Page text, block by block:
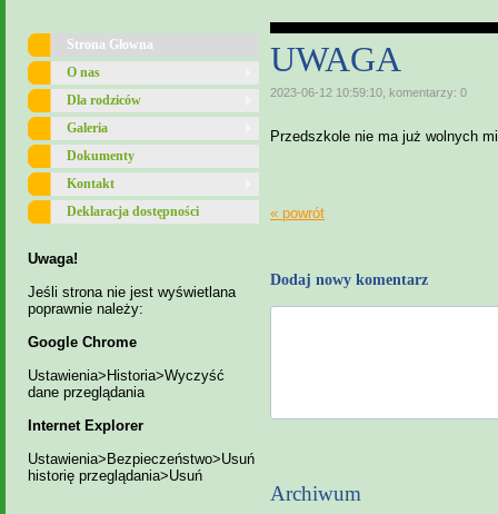
Strona Głowna
O nas
Dla rodziców
Galeria
Dokumenty
Kontakt
Deklaracja dostępności
Uwaga!
Jeśli strona nie jest wyświetlana
poprawnie należy:
Google Chrome
Ustawienia>Historia>Wyczyść
dane przeglądania
Internet Explorer
Ustawienia>Bezpieczeństwo>Usuń
historię przeglądania>Usuń
UWAGA
2023-06-12 10:59:10, komentarzy: 0
Przedszkole nie ma już wolnych
« powrót
Dodaj nowy komentarz
Archiwum